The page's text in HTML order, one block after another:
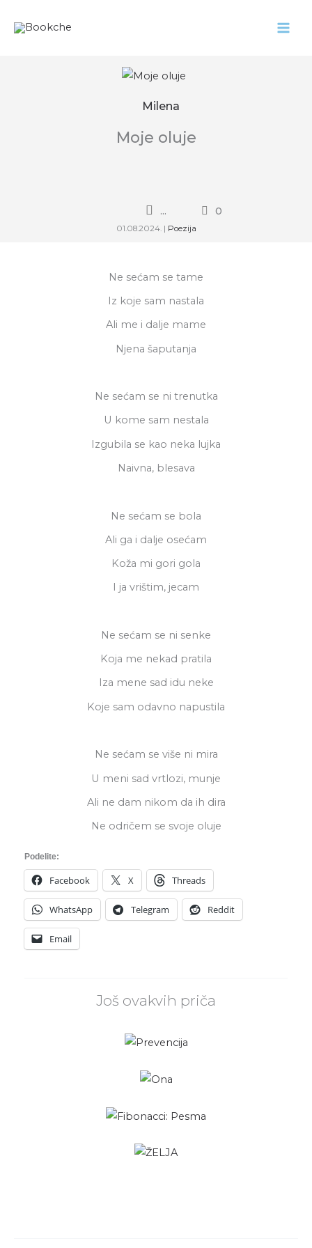
Milena
Moje oluje
... 0
01.08.2024. | Poezija
Ne sećam se tame
Iz koje sam nastala
Ali me i dalje mame
Njena šaputanja
Ne sećam se ni trenutka
U kome sam nestala
Izgubila se kao neka lujka
Naivna, blesava
Ne sećam se bola
Ali ga i dalje osećam
Koža mi gori gola
I ja vrištim, jecam
Ne sećam se ni senke
Koja me nekad pratila
Iza mene sad idu neke
Koje sam odavno napustila
Ne sećam se više ni mira
U meni sad vrtlozi, munje
Ali ne dam nikom da ih dira
Ne odričem se svoje oluje
Podelite:
Facebook X Threads
WhatsApp Telegram Reddit
Email
Još ovakvih priča